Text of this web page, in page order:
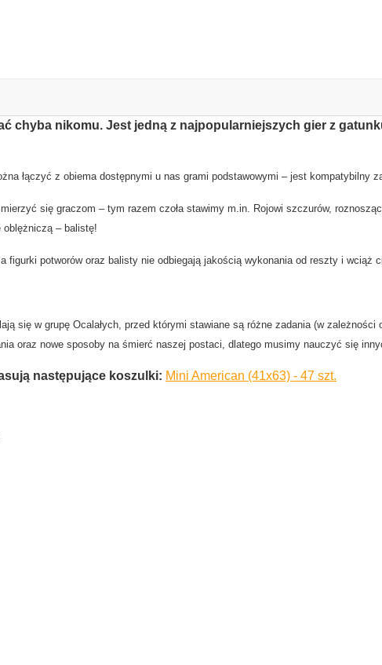
chyba nikomu. Jest jedną z najpopularniejszych gier z
łączyć z obiema dostępnymi u nas grami podstawowymi – jest kompatybilny
się graczom – tym razem czoła stawimy m.in. Rojowi szczurów,
oblężniczą – balistę!
potworów oraz balisty nie odbiegają jakością wykonania od reszty i wciąż
się w grupę Ocalałych, przed którymi stawiane są różne zadania (w
oraz nowe sposoby na śmierć naszej postaci, dlatego musimy nauczyć się
następujące koszulki: Mini American (41x63) - 47 szt.